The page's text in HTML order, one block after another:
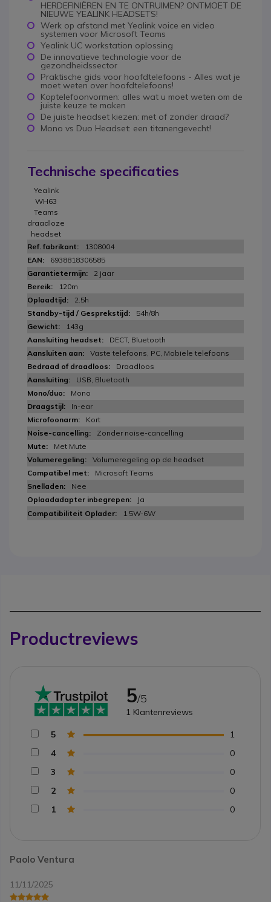
HERDEFINIËREN EN TE ONTRUIMEN? ONTMOET DE
NIEUWE YEALINK HEADSETS!
Werk op afstand met Yealink voice en video
systemen voor Microsoft Teams
Yealink UC workstation oplossing
De innovatieve technologie voor de
gezondheidssector
Praktische gids voor hoofdtelefoons - Alles wat je
moet weten over hoofdtelefoons!
Koptelefoonvormen: alles wat u moet weten om de
juiste keuze te maken
De juiste headset kiezen: met of zonder draad?
Mono vs Duo Headset: een titanengevecht!
Technische specificaties
Yealink
WH63
Teams
draadloze
headset
1308004
6938818306585
2 jaar
120m
2.5h
54h/8h
143g
DECT, Bluetooth
Vaste telefoons, PC, Mobiele telefoons
Draadloos
USB, Bluetooth
Mono
In-ear
Kort
Zonder noise-cancelling
Met Mute
Volumeregeling op de headset
Microsoft Teams
Nee
Ja
1.5W-6W
Productreviews
Paolo Ventura
11/11/2025
5/5
1 Klantenreviews
5
1
4
0
3
0
2
0
1
0